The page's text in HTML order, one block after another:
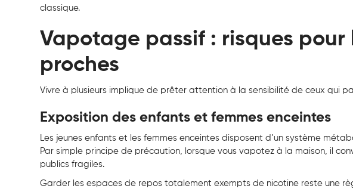
classique.
Vapotage passif : risques pour
proches
Vivre à plusieurs implique de prêter attention à la sensibilité de ceux qui
Exposition des enfants et femmes enceintes
Les jeunes enfants et les femmes enceintes disposent d’un système
Par simple principe de précaution, lorsque vous vapotez à la maison, il
publics fragiles.
Garder les espaces de repos totalement exempts de nicotine reste une